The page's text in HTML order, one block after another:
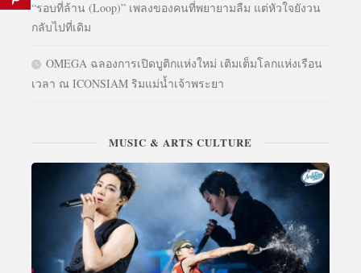
“รอบที่ล้าน (Loop)” เพลงของคนที่พยายามลืม แต่หัวใจยังวน
กลับไปที่เดิม
OMEGA ฉลองการเปิดบูติกแห่งใหม่ เติมเต็มโลกแห่งเรือน
เวลา ณ ICONSIAM ริมแม่น้ำเจ้าพระยา
MUSIC & ARTS CULTURE